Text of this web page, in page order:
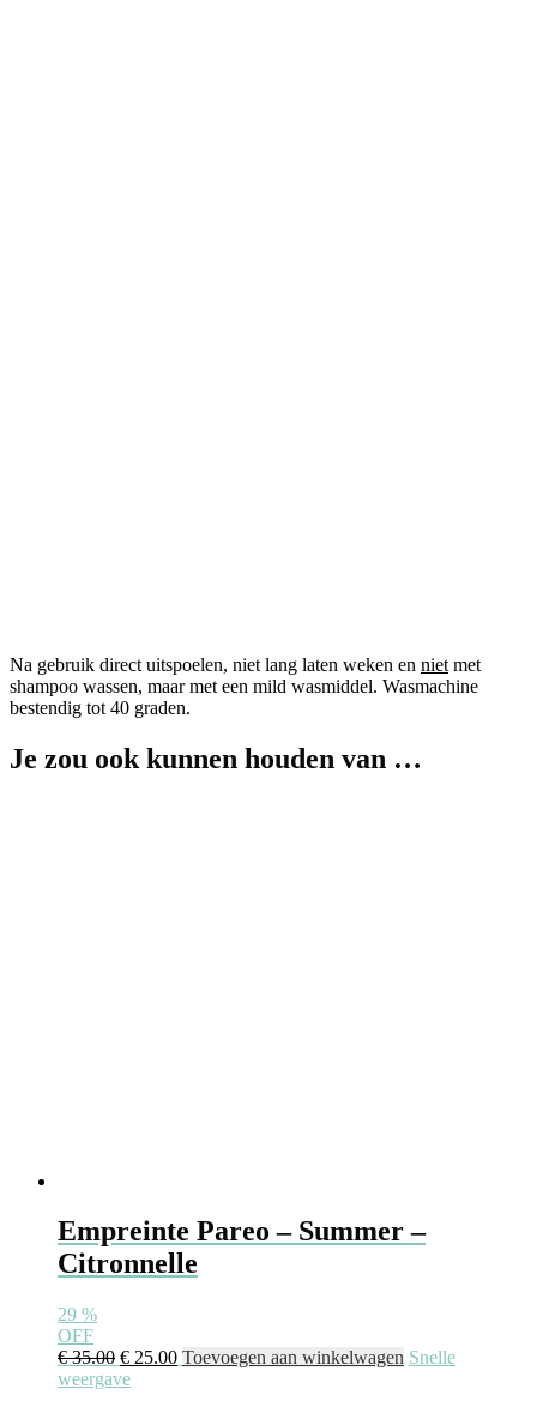
Na gebruik direct uitspoelen, niet lang laten weken en niet met
shampoo wassen, maar met een mild wasmiddel. Wasmachine
bestendig tot 40 graden.
Je zou ook kunnen houden van …
Empreinte Pareo – Summer –
Citronnelle
29 %
OFF
€35.00 € 25.00 Toevoegen aan winkelwagen Snelle
weergave